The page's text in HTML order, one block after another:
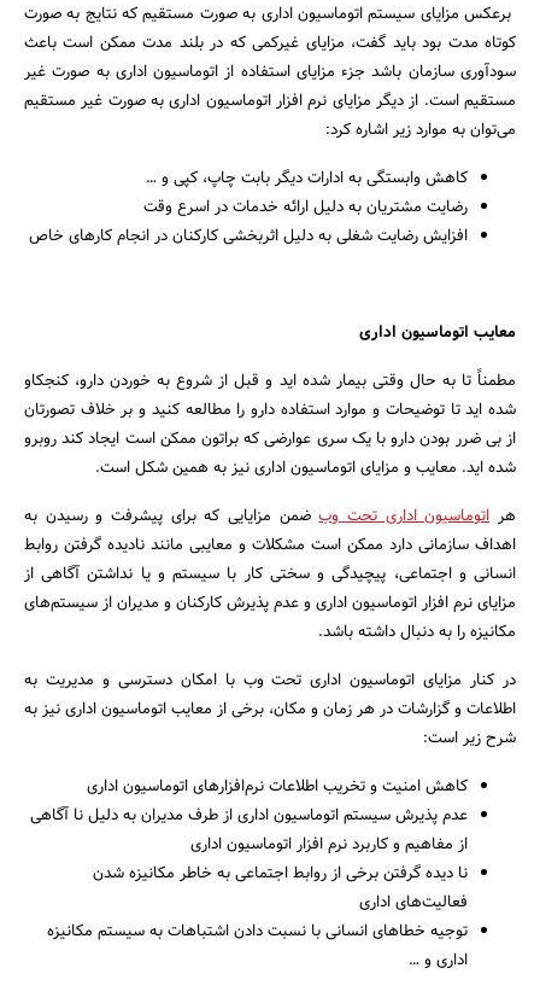
برعکس مزایای سیستم اتوماسیون اداری به صورت مستقیم که نتایج به صورت
کوتاه مدت بود باید گفت، مزایای غیرکمی که در بلند مدت ممکن است باعث
سودآوری سازمان باشد جزء مزایای استفاده از اتوماسیون اداری به صورت غیر
مستقیم است. از دیگر مزایای نرم افزار اتوماسیون اداری به صورت غیر مستقیم
می‌توان به موارد زیر اشاره کرد:
کاهش وابستگی به ادارات دیگر بابت چاپ، کپی و …
رضایت مشتریان به دلیل ارائه خدمات در اسرع وقت
افزایش رضایت شغلی به دلیل اثربخشی کارکنان در انجام کارهای خاص
معایب اتوماسیون اداری
مطمناً تا به حال وقتی بیمار شده اید و قبل از شروع به خوردن دارو، کنجکاو
شده اید تا توضیحات و موارد استفاده دارو را مطالعه کنید و بر خلاف تصورتان
از بی ضرر بودن دارو با یک سری عوارضی که براتون ممکن است ایجاد کند روبرو
شده اید. معایب و مزایای اتوماسیون اداری نیز به همین شکل است.
هراتوماسیون اداری تحت وبضمن مزایایی که برای پیشرفت و رسیدن به
اهداف سازمانی دارد ممکن است مشکلات و معایبی مانند نادیده گرفتن روابط
انسانی و اجتماعی، پیچیدگی و سختی کار با سیستم و یا نداشتن آگاهی از
مزایای نرم افزار اتوماسیون اداری و عدم پذیرش کارکنان و مدیران از سیستم‌های
مکانیزه را به دنبال داشته باشد.
در کنار مزایای اتوماسیون اداری تحت وب با امکان دسترسی و مدیریت به
اطلاعات و گزارشات در هر زمان و مکان، برخی از معایب اتوماسیون اداری نیز به
شرح زیر است:
کاهش امنیت و تخریب اطلاعات نرم‌افزارهای اتوماسیون اداری
عدم پذیرش سیستم اتوماسیون اداری از طرف مدیران به دلیل نا آگاهی
از مفاهیم و کاربرد نرم افزار اتوماسیون اداری
نا دیده گرفتن برخی از روابط اجتماعی به خاطر مکانیزه شدن
فعالیت‌های اداری
توجیه خطاهای انسانی با نسبت دادن اشتباهات به سیستم مکانیزه
اداری و …